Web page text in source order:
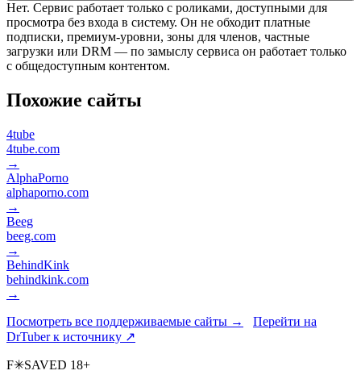
Нет. Сервис работает только с роликами, доступными для
просмотра без входа в систему. Он не обходит платные
подписки, премиум-уровни, зоны для членов, частные
загрузки или DRM — по замыслу сервиса он работает только
с общедоступным контентом.
Похожие сайты
4tube
4tube.com
→
AlphaPorno
alphaporno.com
→
Beeg
beeg.com
→
BehindKink
behindkink.com
→
Посмотреть все поддерживаемые сайты →
Перейти на
DrTuber к источнику ↗
F✳SAVED 18+